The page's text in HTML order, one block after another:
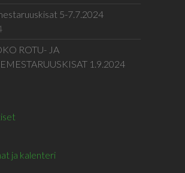
5-7.7.2024
ROTU- JA
1.9.2024
ja kalenteri